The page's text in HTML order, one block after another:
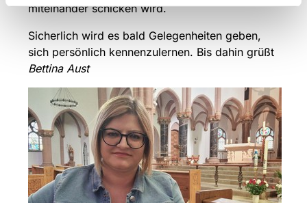
miteinander schicken wird.
Sicherlich wird es bald Gelegenheiten geben,
sich persönlich kennenzulernen. Bis dahin grüßt
Bettina Aust